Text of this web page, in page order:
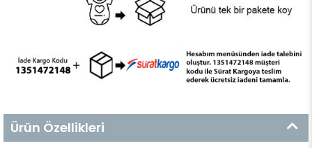
Ürün Özellikleri